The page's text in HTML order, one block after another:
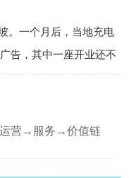
。一个月后，当地充电
告，其中一座开业还不
车，电还是那些电。变
营→服务→价值链